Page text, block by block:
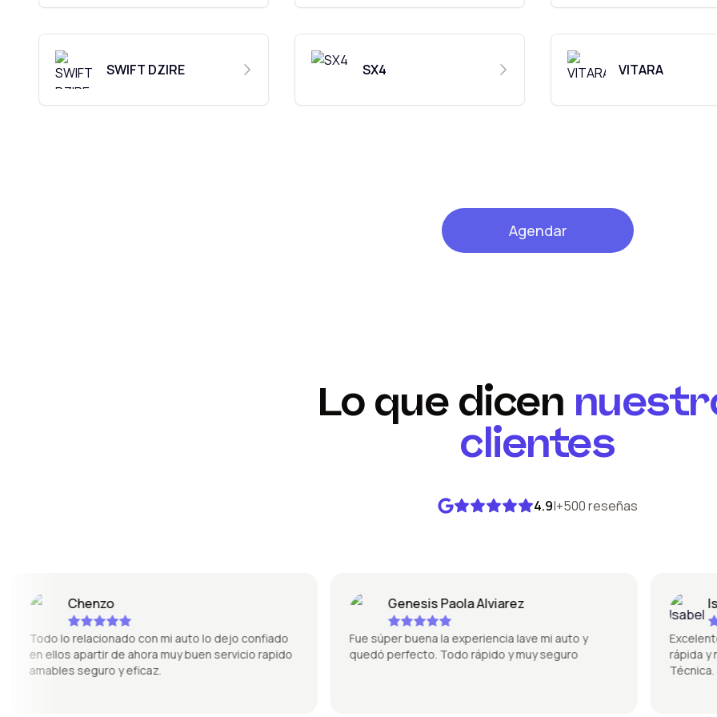
SWIFT DZIRE SX4 VITARA
Agendar
Lo que dicen
clientes
4.9|+500 reseñas
Chenzo
Todo lo relacionado con mi auto lo dejo confiado
en ellos apartir de ahora muy buen servicio rapido
amables seguro y eficaz.
Genesis Paola Alviarez
Fue súper buena la experiencia lave mi auto y
quedó perfecto. Todo rápido y muy seguro
Excelente
rápida y no
Técnica.